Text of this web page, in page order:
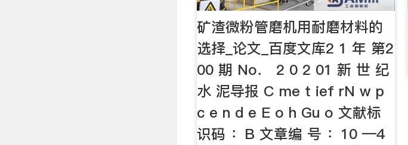
矿渣微粉管磨机用耐磨材料的
选择_论文_百度文库2 1 年 第2
00 期 No． 2 0 2 01 新 世 纪
水 泥导报 C me t ief rN w p
c e n d e E o h Gu o 文献标
识码 ：B 文章编 号 ：10 —4